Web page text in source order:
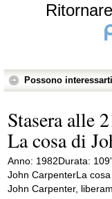
Possono
Stasera alle
La cosa di
Anno: 1982Durata:
John CarpenterLa
John Carpenter,